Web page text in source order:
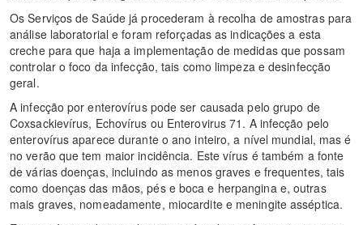
Os Serviços de Saúde já procederam à recolha de amostras para
análise laboratorial e foram reforçadas as indicações a esta
creche para que haja a implementação de medidas que possam
controlar o foco da infecção, tais como limpeza e desinfecção
geral.
A infecção por enterovírus pode ser causada pelo grupo de
Coxsackievírus, Echovírus ou Enterovirus 71. A infecção pelo
enterovírus aparece durante o ano inteiro, a nível mundial, mas é
no verão que tem maior incidência. Este vírus é também a fonte
de várias doenças, incluindo as menos graves e frequentes, tais
como doenças das mãos, pés e boca e herpangina e, outras
mais graves, nomeadamente, miocardite e meningite asséptica.